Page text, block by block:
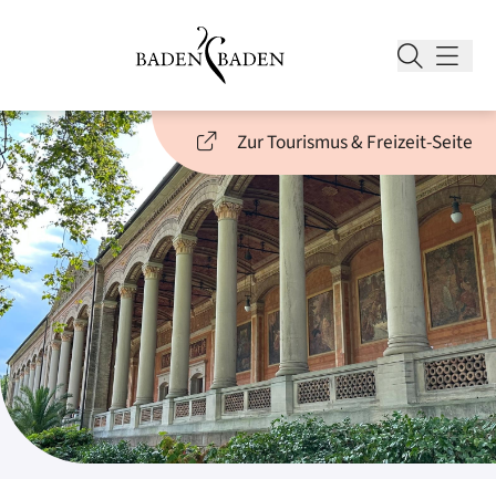
Zur Tourismus & Freizeit-Seite